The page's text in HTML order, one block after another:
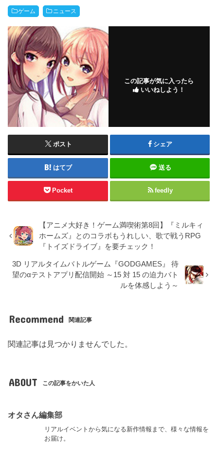
ゲーム ニュース
この記事が気に入ったら
いいねしよう！
ポスト シェア
はてブ 送る
Pocket feedly
【アニメ大好き！ゲーム満喫術第8回】『ミルキィ
ホームズ』とのコラボもうれしい、歌で戦うRPG
『トイズドライブ』を要チェック！
3D リアルタイムバトルゲーム『GODGAMES』 待
望のαテストアプリ配信開始 ～15 対 15 の迫力バト
ルを体感しよう～
Recommend 関連記事
関連記事は見つかりませんでした。
ABOUT この記事をかいた人
オタさん編集部
リアルイベントから気になる新作情報まで、様々な情報を
お届け。